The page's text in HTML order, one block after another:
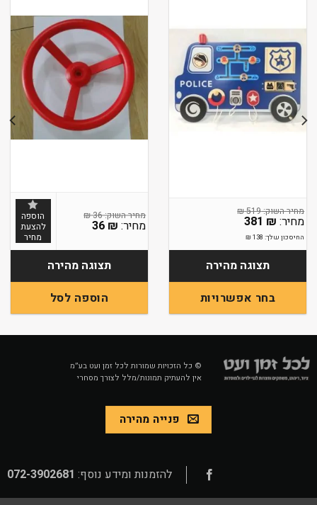
519
₪
381 ₪
החיסכון שלך:138
₪
תצוגה מהירה
בחר אפשרויות
זה
מספר
סוגים.
36
₪
36 ₪
הוספה
להצעת
מחיר
תצוגה מהירה
הוספה לסל
© כל הזכויות שמורות לכל זמן ועט בע״מ
אין להעתיק תמונות/מלל לצורך מסחרי
פנייה מהירה
להזמנות ומידע נוסף: 072-3902681